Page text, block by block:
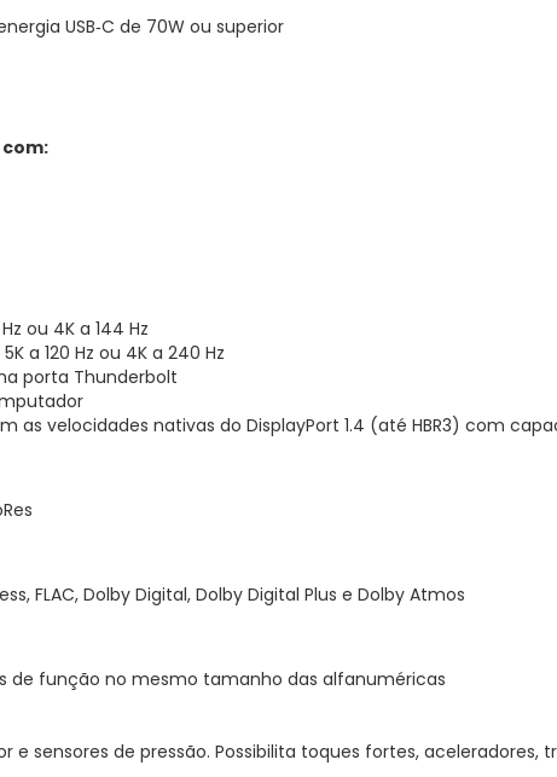
USB‑C de 70W ou superior
ou 4K a 144 Hz
a 120 Hz ou 4K a 240 Hz
porta Thunderbolt
as velocidades nativas do DisplayPort 1.4 (até HBR3) com
FLAC, Dolby Digital, Dolby Digital Plus e Dolby Atmos
de função no mesmo tamanho das alfanuméricas
sensores de pressão. Possibilita toques fortes, aceleradores,